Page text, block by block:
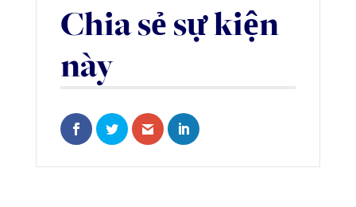
Chia sẻ sự kiện
này
Share on Facebook
Share on Twitter
Share via Email
Share on LinkedIn